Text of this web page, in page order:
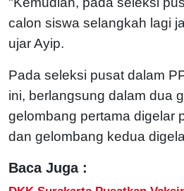
calon siswa selangkah lagi
ujar Ayip.
Pada seleksi pusat dalam
ini, berlangsung dalam dua
gelombang pertama digelar
dan gelombang kedua
Baca Juga :